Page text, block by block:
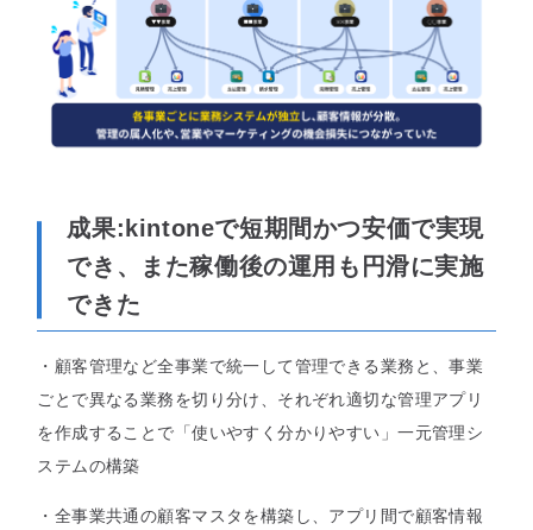
成果: kintoneで短期間かつ安価で実現
でき、また稼働後の運用も円滑に実施
できた
・顧客管理など全事業で統一して管理できる業務と、事業
ごとで異なる業務を切り分け、それぞれ適切な管理アプリ
を作成することで「使いやすく分かりやすい」一元管理シ
ステムの構築
・全事業共通の顧客マスタを構築し、アプリ間で顧客情報